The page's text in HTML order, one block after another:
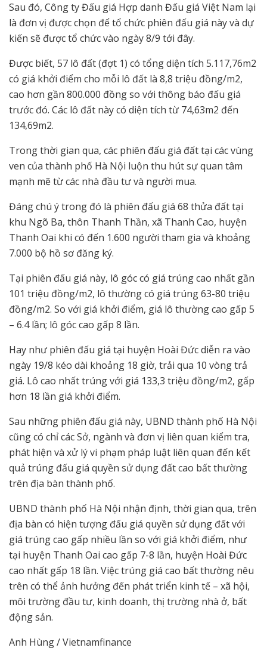
Sau đó, Công ty Đấu giá Hợp danh Đấu giá Việt Nam lại
là đơn vị được chọn để tổ chức phiên đấu giá này và dự
kiến sẽ được tổ chức vào ngày 8/9 tới đây.
Được biết, 57 lô đất (đợt 1) có tổng diện tích 5.117,76m2
có giá khởi điểm cho mỗi lô đất là 8,8 triệu đồng/m2,
cao hơn gần 800.000 đồng so với thông báo đấu giá
trước đó. Các lô đất này có diện tích từ 74,63m2 đến
134,69m2.
Trong thời gian qua, các phiên đấu giá đất tại các vùng
ven của thành phố Hà Nội luộn thu hút sự quan tâm
mạnh mẽ từ các nhà đầu tư và người mua.
Đáng chú ý trong đó là phiên đấu giá 68 thửa đất tại
khu Ngõ Ba, thôn Thanh Thần, xã Thanh Cao, huyện
Thanh Oai khi có đến 1.600 người tham gia và khoảng
7.000 bộ hồ sơ đăng ký.
Tại phiên đấu giá này, lô góc có giá trúng cao nhất gần
101 triệu đồng/m2, lô thường có giá trúng 63-80 triệu
đồng/m2. So với giá khởi điểm, giá lô thường cao gấp 5
– 6.4 lần; lô góc cao gấp 8 lần.
Hay như phiên đấu giá tại huyện Hoài Đức diễn ra vào
ngày 19/8 kéo dài khoảng 18 giờ, trải qua 10 vòng trả
giá. Lô cao nhất trúng với giá 133,3 triệu đồng/m2, gấp
hơn 18 lần giá khởi điểm.
Sau những phiên đấu giá này, UBND thành phố Hà Nội
cũng có chỉ các Sở, ngành và đơn vị liên quan kiểm tra,
phát hiện và xử lý vi phạm pháp luật liên quan đến kết
quả trúng đấu giá quyền sử dụng đất cao bất thường
trên địa bàn thành phố.
UBND thành phố Hà Nội nhận định, thời gian qua, trên
địa bàn có hiện tượng đấu giá quyền sử dụng đất với
giá trúng cao gấp nhiều lần so với giá khởi điểm, như
tại huyện Thanh Oai cao gấp 7-8 lần, huyện Hoài Đức
cao nhất gấp 18 lần. Việc trúng giá cao bất thường nêu
trên có thể ảnh hưởng đến phát triển kinh tế – xã hội,
môi trường đầu tư, kinh doanh, thị trường nhà ở, bất
động sản.
Anh Hùng / Vietnamfinance